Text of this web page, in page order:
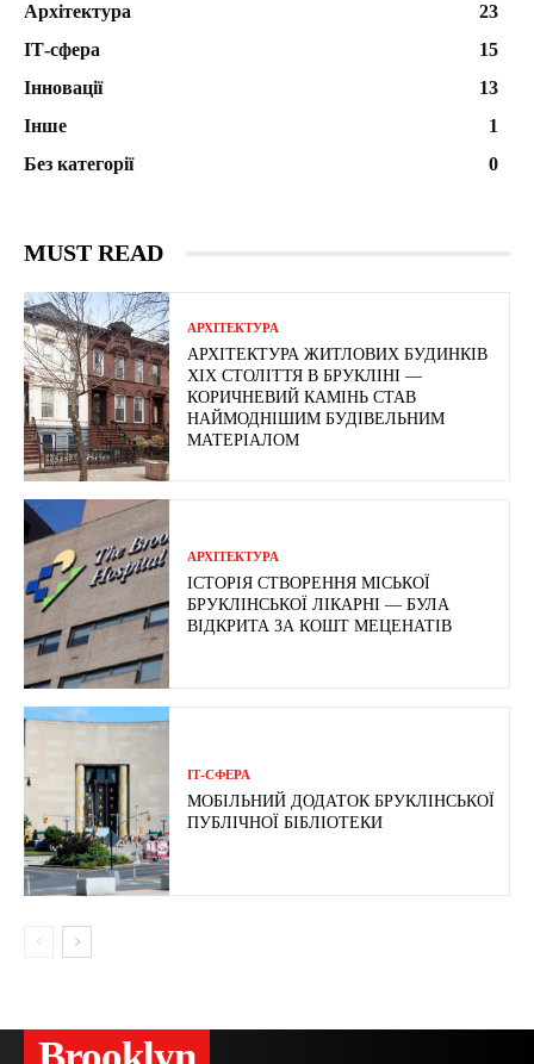
Архітектура
23
ІТ-сфера
15
Інновації
13
Інше
1
Без категорії
0
MUST READ
АРХІТЕКТУРА
АРХІТЕКТУРА ЖИТЛОВИХ БУДИНКІВ
ХІХ СТОЛІТТЯ В БРУКЛІНІ —
КОРИЧНЕВИЙ КАМІНЬ СТАВ
НАЙМОДНІШИМ БУДІВЕЛЬНИМ
МАТЕРІАЛОМ
АРХІТЕКТУРА
ІСТОРІЯ СТВОРЕННЯ МІСЬКОЇ
БРУКЛІНСЬКОЇ ЛІКАРНІ — БУЛА
ВІДКРИТА ЗА КОШТ МЕЦЕНАТІВ
ІТ-СФЕРА
МОБІЛЬНИЙ ДОДАТОК БРУКЛІНСЬКОЇ
ПУБЛІЧНОЇ БІБЛІОТЕКИ